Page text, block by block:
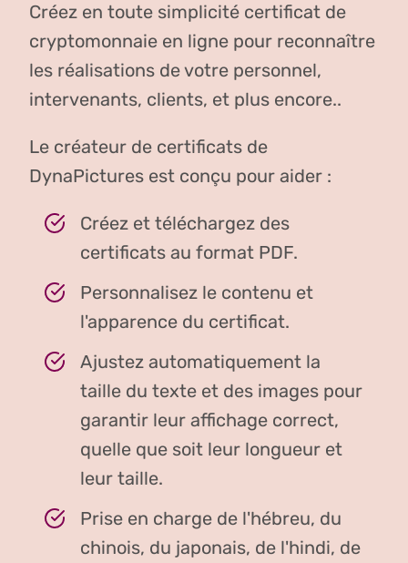
Créez en toute simplicité certificat de
cryptomonnaie en ligne pour reconnaître
les réalisations de votre personnel,
intervenants, clients, et plus encore..
Le créateur de certificats de
DynaPictures est conçu pour aider :
Créez et téléchargez des
certificats au format PDF.
Personnalisez le contenu et
l'apparence du certificat.
Ajustez automatiquement la
taille du texte et des images pour
garantir leur affichage correct,
quelle que soit leur longueur et
leur taille.
Prise en charge de l'hébreu, du
chinois, du japonais, de l'hindi, de